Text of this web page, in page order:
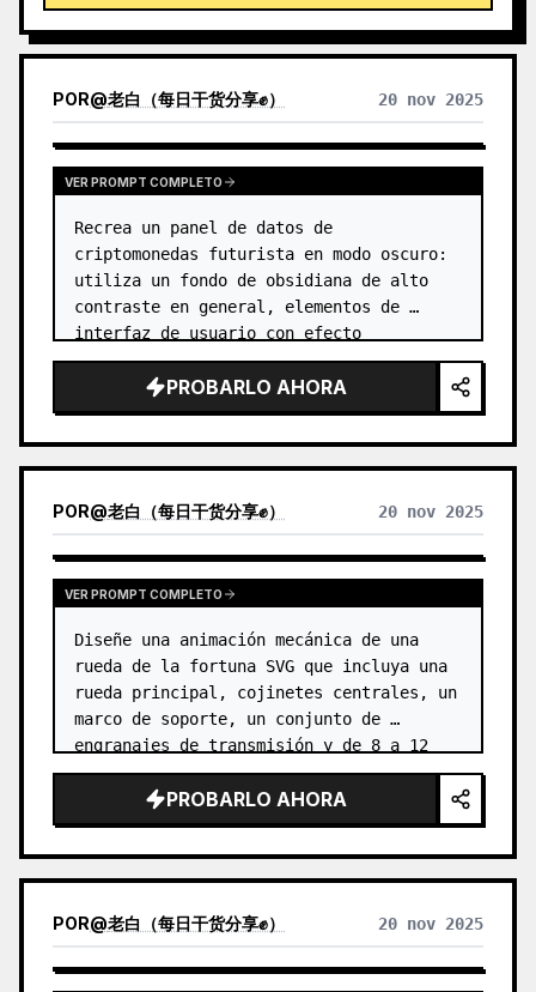
generará imágenes de tarot con estilo
coherente y significados hermosos. Admite el
juego completo de 78 cartas, un grupo o
refinadas y duraderas, sin la sensación plástica
programadas de YouMind para sacar e
interpretar cartas automáticamente cada
programada por tu cuenta).
POR@老白（每日干货分享✊） 20 nov 2025
VER PROMPT COMPLETO
Recrea un panel de datos de
criptomonedas futurista en modo oscuro:
utiliza un fondo de obsidiana de alto
contraste en general, elementos de
interfaz de usuario con efecto
*glassmorphism* y contornos degradados,
tipografía Inter delgada y
visualizaciones de da…
PROBARLO AHORA
POR@老白（每日干货分享✊） 20 nov 2025
VER PROMPT COMPLETO
Diseñe una animación mecánica de una
rueda de la fortuna SVG que incluya una
rueda principal, cojinetes centrales, un
marco de soporte, un conjunto de
engranajes de transmisión y de 8 a 12
cabinas con un mecanismo de
autonivelación inversa para mantenerlas
hor…
PROBARLO AHORA
POR@老白（每日干货分享✊） 20 nov 2025